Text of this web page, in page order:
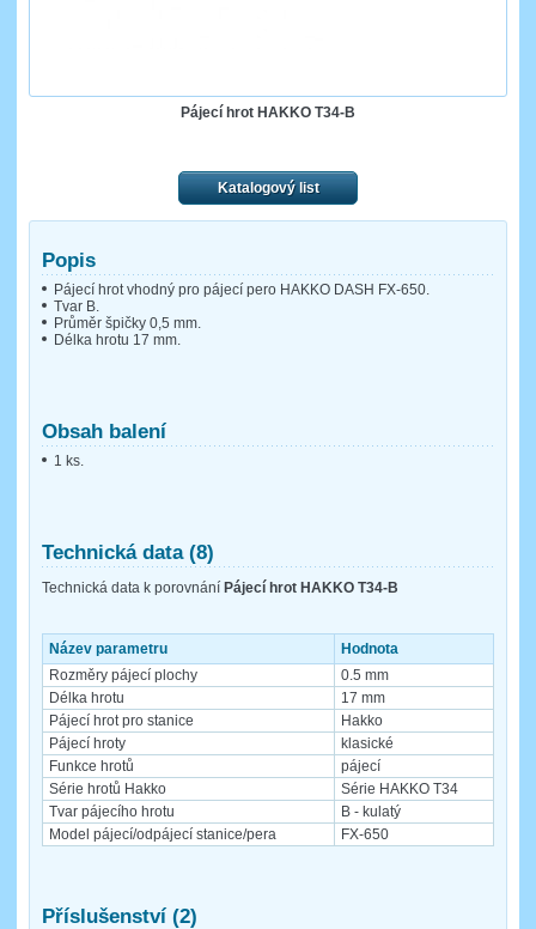
Pájecí hrot HAKKO T34-B
Katalogový list
Popis
Pájecí hrot vhodný pro pájecí pero HAKKO DASH FX-650.
Tvar B.
Průměr špičky 0,5 mm.
Délka hrotu 17 mm.
Obsah balení
1 ks.
Technická data (8)
Technická data k porovnání Pájecí hrot HAKKO T34-B
Název parametru
Hodnota
Rozměry pájecí plochy
0.5 mm
Délka hrotu
17 mm
Pájecí hrot pro stanice
Hakko
Pájecí hroty
klasické
Funkce hrotů
pájecí
Série hrotů Hakko
Série HAKKO T34
Tvar pájecího hrotu
B - kulatý
Model pájecí/odpájecí stanice/pera
FX-650
Příslušenství (2)